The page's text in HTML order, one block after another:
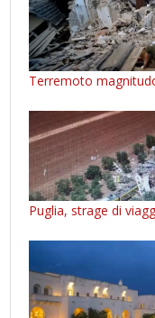
Terremoto
Puglia, strage di